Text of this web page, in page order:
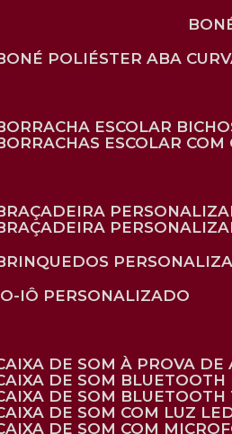
BONÉ POLIÉSTER ABA
BORRACHA ESCOLAR
BORRACHAS ESCOLAR COM
BRAÇADEIRA
BRAÇADEIRA
BRINQUEDOS
IO-IÔ PERSONALIZADO
CAIXA DE SOM À PROVA DE
CAIXA DE SOM
CAIXA DE SOM BLUETOOTH
CAIXA DE SOM COM LUZ
CAIXA DE SOM COM